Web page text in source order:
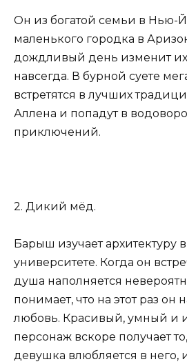
Он из богатой семьи в Нью-
маленького городка в
дождливый день изменит
навсегда. В бурной суете
встретятся в лучших
Аллена и попадут в
приключений.
2. Дикий мёд.
Барыш изучает архитектуру
университете. Когда он
душа наполняется
понимает, что на этот раз
любовь. Красивый, умный и
персонаж вскоре получает
девушка влюбляется в него,